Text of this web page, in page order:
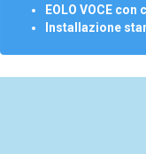
EOLO VOCE
Installazione